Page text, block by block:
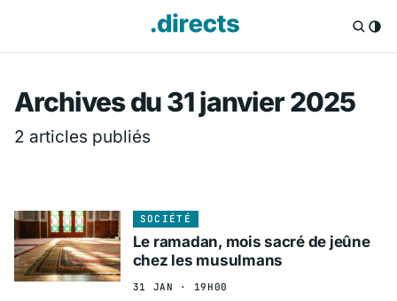
Directs.fr —
Archives du 31 janvier 2025
2 articles publiés
SOCIÉTÉ
Le ramadan, mois sacré de jeûne
chez les musulmans
31 JAN · 19H00